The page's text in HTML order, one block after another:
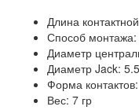
Длина
Способ монтажа:
Диаметр
Диаметр Jack:
Форма
Вес: 7 гр